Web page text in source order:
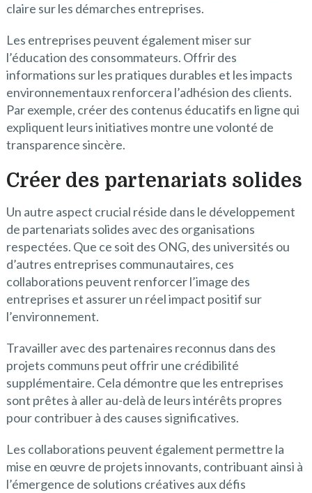
claire sur les démarches entreprises.
Les entreprises peuvent également miser sur
l’éducation des consommateurs. Offrir des
informations sur les pratiques durables et les impacts
environnementaux renforcera l’adhésion des clients.
Par exemple, créer des contenus éducatifs en ligne qui
expliquent leurs initiatives montre une volonté de
transparence sincère.
Créer des partenariats solides
Un autre aspect crucial réside dans le développement
de partenariats solides avec des organisations
respectées. Que ce soit des ONG, des universités ou
d’autres entreprises communautaires, ces
collaborations peuvent renforcer l’image des
entreprises et assurer un réel impact positif sur
l’environnement.
Travailler avec des partenaires reconnus dans des
projets communs peut offrir une crédibilité
supplémentaire. Cela démontre que les entreprises
sont prêtes à aller au-delà de leurs intérêts propres
pour contribuer à des causes significatives.
Les collaborations peuvent également permettre la
mise en œuvre de projets innovants, contribuant ainsi à
l’émergence de solutions créatives aux défis